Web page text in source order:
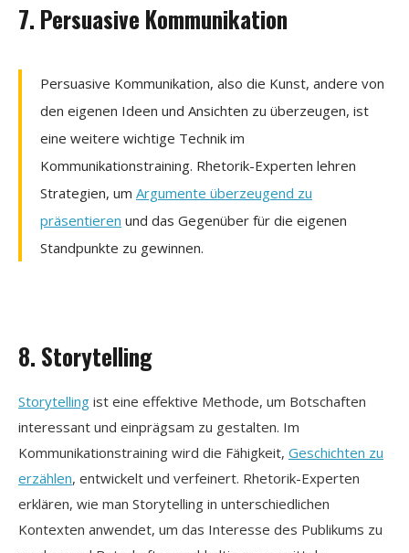
7. Persuasive Kommunikation
Persuasive Kommunikation, also die Kunst, andere von
den eigenen Ideen und Ansichten zu überzeugen, ist
eine weitere wichtige Technik im
Kommunikationstraining. Rhetorik-Experten lehren
Strategien, um Argumente überzeugend zu
präsentieren und das Gegenüber für die eigenen
Standpunkte zu gewinnen.
8. Storytelling
Storytelling ist eine effektive Methode, um Botschaften
interessant und einprägsam zu gestalten. Im
Kommunikationstraining wird die Fähigkeit, Geschichten zu
erzählen, entwickelt und verfeinert. Rhetorik-Experten
erklären, wie man Storytelling in unterschiedlichen
Kontexten anwendet, um das Interesse des Publikums zu